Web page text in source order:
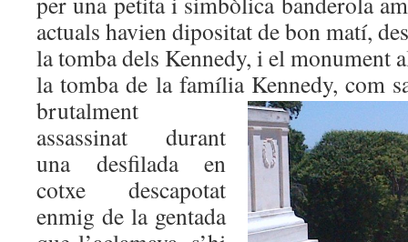
actuals havien dipositat de bon matí,
la tomba dels Kennedy, i el monument
la tomba de la famíliaKennedy, com
brutalment
assassinat durant
una desfilada en
cotxe descapotat
enmig de la gentada